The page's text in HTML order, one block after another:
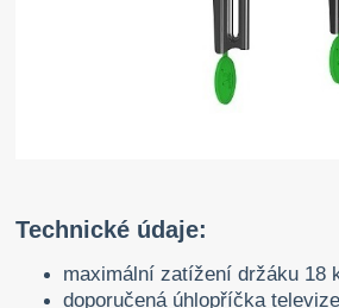
Technické údaje:
maximální zatížení držáku 18
doporučená úhlopříčka